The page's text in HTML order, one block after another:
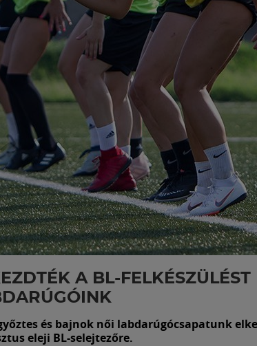
A BL-FELKÉSZÜLÉST
és bajnok női labdarúgócsapatunk
eleji BL-selejtezőre.